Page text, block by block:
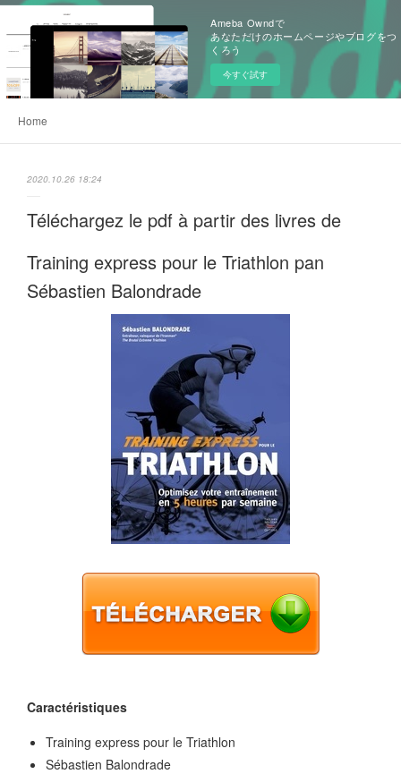
Ameba Owndで
あなただけのホームページやブログをつ
くろう
今すぐ試す
Home
2020.10.26 18:24
Téléchargez le pdf à partir des livres de
Training express pour le Triathlon pan
Sébastien Balondrade
Caractéristiques
Training express pour le Triathlon
Sébastien Balondrade